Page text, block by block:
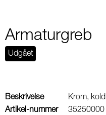
Armaturgreb
Udgået
Beskrivelse
Krom, kold
Artikel-nummer
35250000